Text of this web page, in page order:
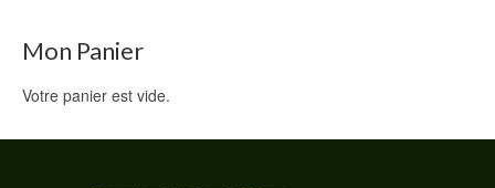
Mon Panier
Votre panier est vide.